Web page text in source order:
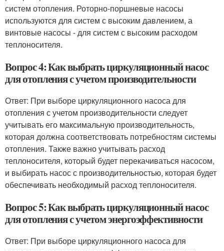
систем отопления. Роторно-поршневые насосы
используются для систем с высоким давлением, а
винтовые насосы - для систем с высоким расходом
теплоносителя.
Вопрос 4: Как выбрать циркуляционный насос
для отопления с учетом производительности
Ответ: При выборе циркуляционного насоса для
отопления с учетом производительности следует
учитывать его максимальную производительность,
которая должна соответствовать потребностям системы
отопления. Также важно учитывать расход
теплоносителя, который будет перекачиваться насосом,
и выбирать насос с производительностью, которая будет
обеспечивать необходимый расход теплоносителя.
Вопрос 5: Как выбрать циркуляционный насос
для отопления с учетом энергоэффективности
Ответ: При выборе циркуляционного насоса для